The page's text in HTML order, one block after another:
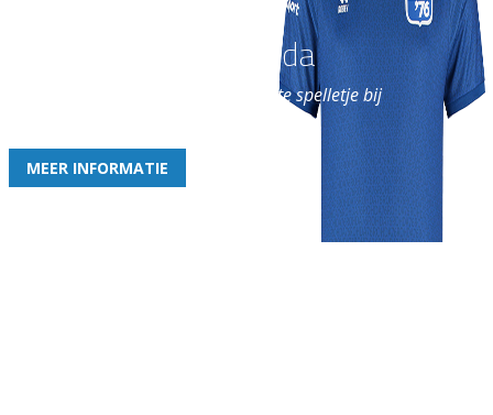
Word nu lid van Rohda
en geniet iedere week van het leukste spelletje bij
MEER INFORMATIE